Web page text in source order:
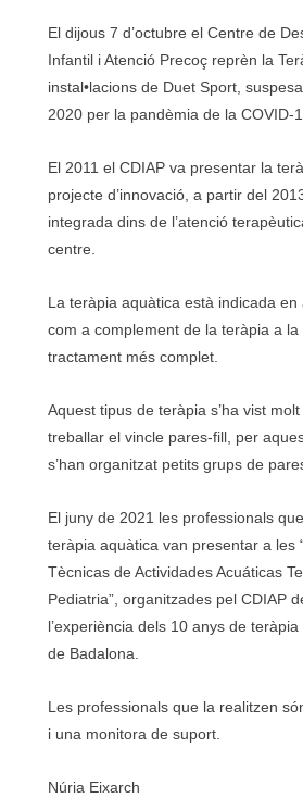
El dijous 7 d’octubre el Centre de
Infantil i Atenció Precoç reprèn la
instal•lacions de Duet Sport,
2020 per la pandèmia de la COVID-
El 2011 el CDIAP va presentar la
projecte d’innovació, a partir del
integrada dins de l’atenció
centre.
La teràpia aquàtica està indicada
com a complement de la teràpia a la
tractament més complet.
Aquest tipus de teràpia s’ha vist
treballar el vincle pares-fill, per
s’han organitzat petits grups de
El juny de 2021 les professionals
teràpia aquàtica van presentar a les
Tècnicas de Actividades Acuáticas
Pediatria”, organitzades pel CDIAP
l’experiència dels 10 anys de
de Badalona.
Les professionals que la realitzen
i una monitora de suport.
Núria Eixarch